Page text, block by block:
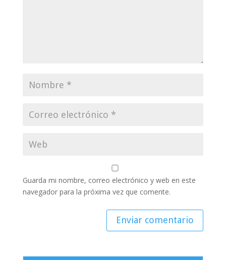
Guarda mi nombre, correo electrónico y web en este
navegador para la próxima vez que comente.